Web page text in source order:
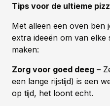
Tips voor de ultieme
Met alleen een oven ben
extra ideeën om van elke
maken:
Zorg voor goed deeg –
een lange rijstijd) is een
op tijd, het loont echt.